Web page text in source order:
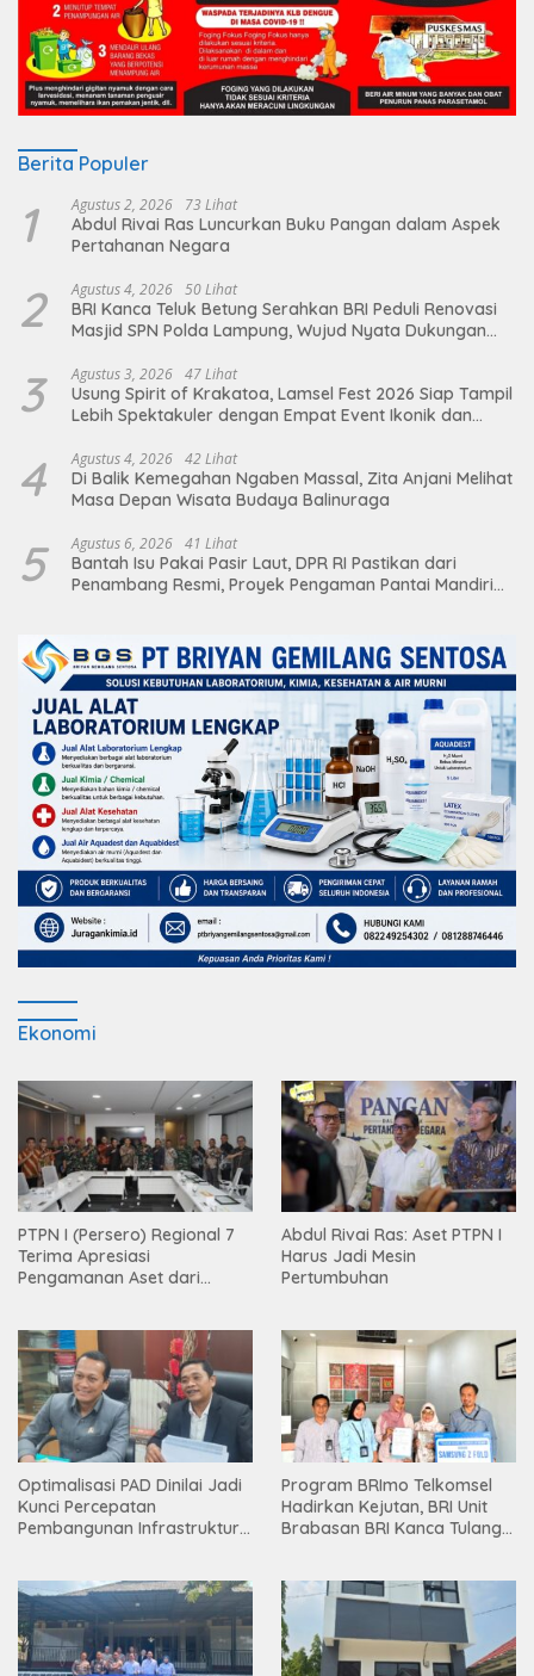
Berita Populer
1 Agustus 2, 2026 73 Lihat
Abdul Rivai Ras Luncurkan Buku Pangan dalam Aspek
Pertahanan Negara
2 Agustus 4, 2026 50 Lihat
BRI Kanca Teluk Betung Serahkan BRI Peduli Renovasi
Masjid SPN Polda Lampung, Wujud Nyata Dukungan
3 Agustus 3, 2026 47 Lihat
Usung Spirit of Krakatoa, Lamsel Fest 2026 Siap Tampil
Lebih Spektakuler dengan Empat Event Ikonik dan
4 Agustus 4, 2026 42 Lihat
Di Balik Kemegahan Ngaben Massal, Zita Anjani Melihat
Masa Depan Wisata Budaya Balinuraga
5 Agustus 6, 2026 41 Lihat
Bantah Isu Pakai Pasir Laut, DPR RI Pastikan dari
Penambang Resmi, Proyek Pengaman Pantai Mandiri
Ekonomi
PTPN I (Persero) Regional 7
Terima Apresiasi
Pengamanan Aset dari
Abdul Rivai Ras: Aset PTPN I
Harus Jadi Mesin
Pertumbuhan
Optimalisasi PAD Dinilai Jadi
Kunci Percepatan
Pembangunan Infrastruktur
Program BRImo Telkomsel
Hadirkan Kejutan, BRI Unit
Brabasan BRI Kanca Tulang
Mesuji